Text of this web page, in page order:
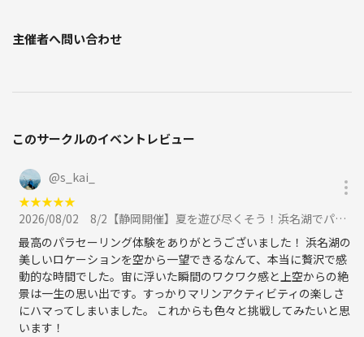
主催者へ問い合わせ
このサークルのイベントレビュー
@s_kai_
★★★★★
2026/08/02
8/2【静岡開催】夏を遊び尽くそう！浜名湖でパラセーリング＆マリンスポーツを楽しもう！に参加
最高のパラセーリング体験をありがとうございました！ 浜名湖の
美しいロケーションを空から一望できるなんて、本当に贅沢で感
動的な時間でした。宙に浮いた瞬間のワクワク感と上空からの絶
景は一生の思い出です。すっかりマリンアクティビティの楽しさ
にハマってしまいました。 これからも色々と挑戦してみたいと思
います！